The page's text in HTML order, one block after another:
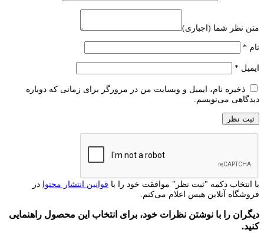
متن نظر شما (اجباری)
نام *
ایمیل *
ذخیره نام، ایمیل و وبسایت من در مرورگر برای زمانی که دوباره
دیدگاهی می‌نویسم.
با انتخاب دکمه "ثبت نظر" موافقت خود را با قوانین انتشار محتوا در
فروشگاه آنلاین هیس اعلام می‌کنم.
دیگران را با نوشتن نظرات خود، برای انتخاب این محصول راهنمایی
کنید.